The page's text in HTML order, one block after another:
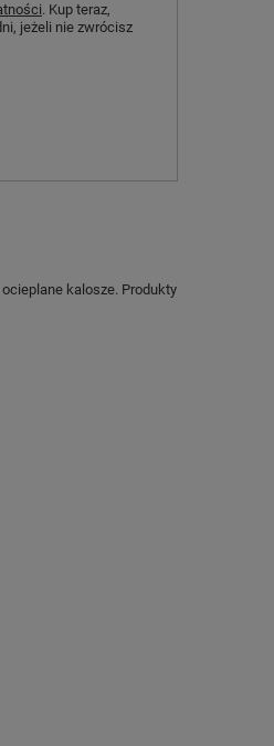
. Kup teraz,
jeżeli nie zwrócisz
kalosze. Produkty